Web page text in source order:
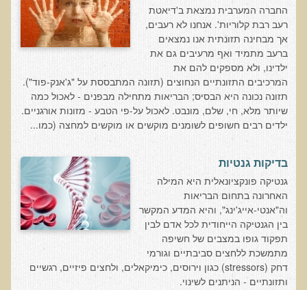
הנבטה והשרייה
צ'יה והמפ
שומות ודבלולי עור והקשר להרעלה ומצבים רגשיים
דבלולי עור והקשר למצב ההורמונלי והנוירולוגי
הורמונים ביו זהים
ראיון בנושא הנדסה גנטית
הקשר בין יובש בעור וחרדות לגידולי עור - שתי עדויות מקרה
כתמי לידה
המנגיומות סניליות - נקודות אדומות
נמשים
מחלות אוטואימוניות ורגישות חיסונית
החברה המערבית נמצאת ב'דיאטת
רעב רבת קלוריות'. אנחנו לא רעבים,
אך מבחינה תזונתית אנו נמצאים
ברעב מתמיד ואף מרעיבים גם את
ילדינו, ולא מספקים להם את
המרכיבים התזונתיים הנחוצים (תזונה המתבססת על "ג'אנק-פוד").
תזונה נכונה היא הבסיס; הבריאות מתחילה מבפנים - לאכול כמה
שיותר מלא, חי, שלם, מונבט. לאכול על-פי הטבע - מזונות אורגניים.
ילדים רבים חשופים לשומנים מוקשים או מוקשים למחצה (כמו...
בדיקות גנטיות
גנטיקה פונקציונאלית היא המילה
האחרונה בתחום הבריאות
וה"אנטי-אייג'ינג", והיא המדע המקשר
בין הגנטיקה הייחודית לכל אדם לבין
תפקוד גופו במצבים של חשיפה
מתמשכת ללחצים סביבתיים וגורמי
דחק (stressors) כגון וירוסים, כימיקאלים, ולחצים פיזיים, רגשיים
ותזונתיים - הניתנים לשינוי.